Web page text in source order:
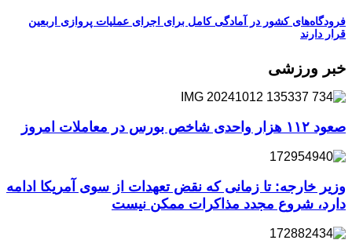
فرودگاه‌های کشور در آمادگی کامل برای اجرای عملیات پروازی اربعین
قرار دارند
خبر ورزشی
صعود ۱۱۲ هزار واحدی شاخص بورس در معاملات امروز
وزیر خارجه: تا زمانی که نقض تعهدات از سوی آمریکا ادامه
دارد، شروع مجدد مذاکرات ممکن نیست